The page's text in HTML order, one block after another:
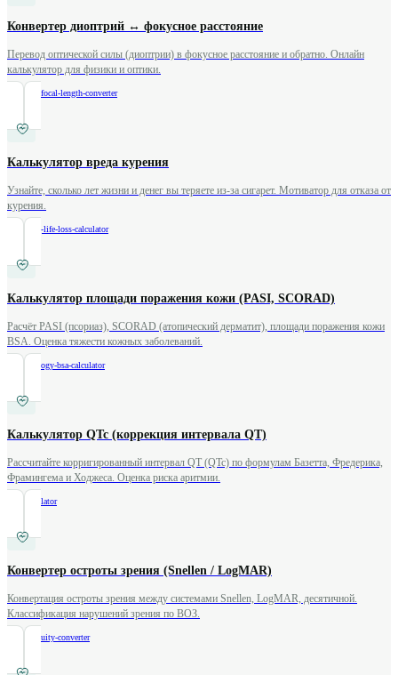
Конвертер диоптрий ↔ фокусное расстояние
Перевод оптической силы (диоптрии) в фокусное расстояние и обратно. Онлайн
калькулятор для физики и оптики.
diopters-focal-length-converter
Калькулятор вреда курения
Узнайте, сколько лет жизни и денег вы теряете из-за сигарет. Мотиватор для отказа от
курения.
smoking-life-loss-calculator
Калькулятор площади поражения кожи (PASI, SCORAD)
Расчёт PASI (псориаз), SCORAD (атопический дерматит), площади поражения кожи
BSA. Оценка тяжести кожных заболеваний.
dermatology-bsa-calculator
Калькулятор QTc (коррекция интервала QT)
Рассчитайте корригированный интервал QT (QTc) по формулам Базетта, Фредерика,
Фрамингема и Ходжеса. Оценка риска аритмии.
qtc-calculator
Конвертер остроты зрения (Snellen / LogMAR)
Конвертация остроты зрения между системами Snellen, LogMAR, десятичной.
Классификация нарушений зрения по ВОЗ.
visual-acuity-converter